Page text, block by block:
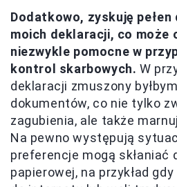
Dodatkowo, zyskuję
moich deklaracji, co może
niezwykle pomocne w
kontrol skarbowych. W
deklaracji zmuszony
dokumentów, co nie tylko
zagubienia, ale także
Na pewno występują
preferencje mogą skłaniać
papierowej, na przykład